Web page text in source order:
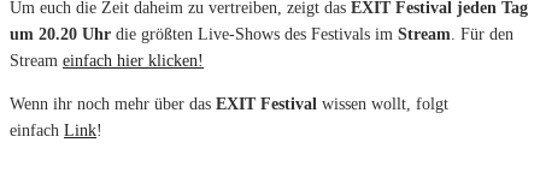
Um euch die Zeit daheim zu vertreiben, zeigt das EXIT Festival jeden Tag
um 20.20 Uhr die größten Live-Shows des Festivals im Stream. Für den
Stream einfach hier klicken!
Wenn ihr noch mehr über das EXIT Festival wissen wollt, folgt
einfach Link!